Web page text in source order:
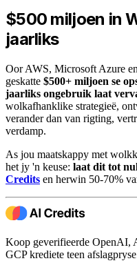
$500 miljoen in
jaarliks
Oor AWS, Microsoft Azure
geskatte $500+ miljoen se
jaarliks ongebruik laat
wolkafhanklike strategieë,
verander dan van rigting,
verdamp.
As jou maatskappy met
het jy 'n keuse: laat dit tot
Credits en herwin 50-70%
Koop geverifieerde OpenAI,
GCP krediete teen